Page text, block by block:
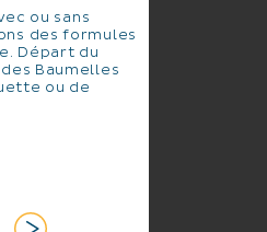
ou sans
des formules
Départ du
Baumelles
ou de